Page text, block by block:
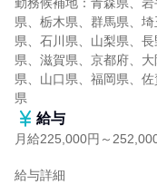
県、栃木県、群馬県、
県、石川県、山梨県、
県、滋賀県、京都府、
県、山口県、福岡県、
県
給与
月給225,000円～
給与詳細